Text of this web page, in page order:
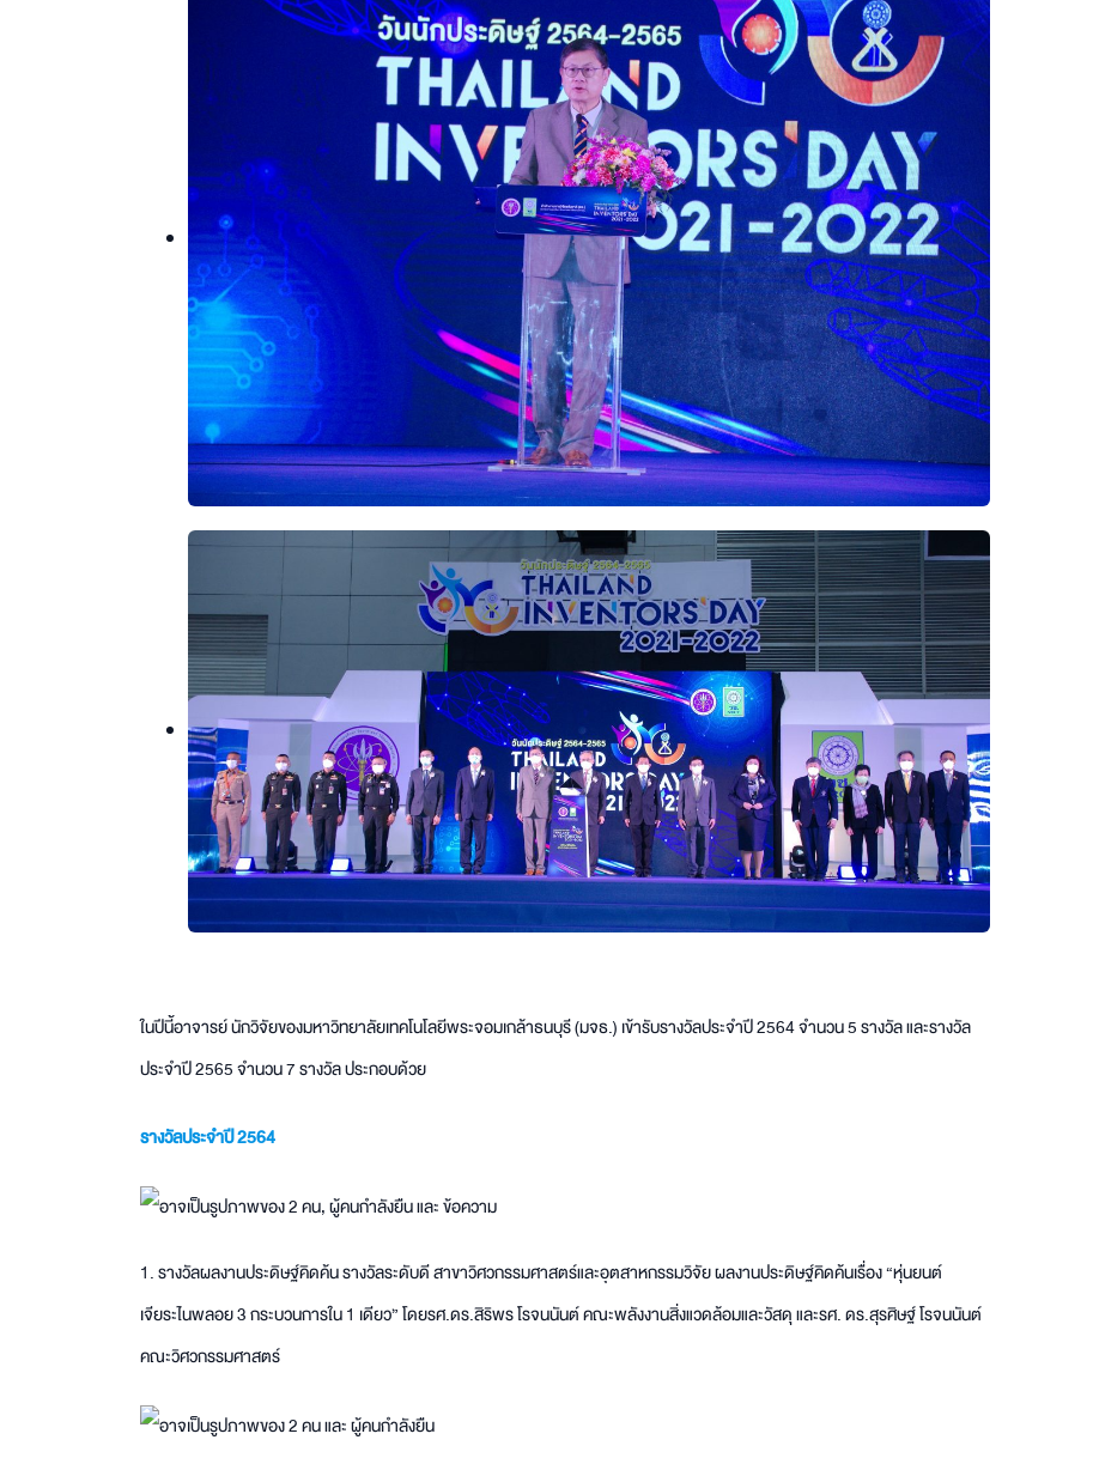
ในปีนี้อาจารย์ นักวิจัยของมหาวิทยาลัยเทคโนโลยีพระจอมเกล้าธนบุรี (มจธ.) เข้ารับรางวัลประจำปี 2564 จำนวน 5 รางวัล และรางวัล
ประจำปี 2565 จำนวน 7 รางวัล ประกอบด้วย
รางวัลประจำปี 2564
1. รางวัลผลงานประดิษฐ์คิดค้น รางวัลระดับดี สาขาวิศวกรรมศาสตร์และอุตสาหกรรมวิจัย ผลงานประดิษฐ์คิดค้นเรื่อง “หุ่นยนต์
เจียระไนพลอย 3 กระบวนการใน 1 เดียว” โดยรศ.ดร.สิริพร โรจนนันต์ คณะพลังงานสิ่งแวดล้อมและวัสดุ และรศ. ดร.สุรศิษฐ์ โรจนนันต์
คณะวิศวกรรมศาสตร์